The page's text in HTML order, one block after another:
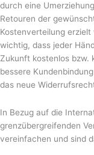
durch eine
Retouren der
Kostenverteilung
wichtig, dass jeder
Zukunft kostenlos bzw.
bessere
das neue
In Bezug auf die
grenzübergreifenden
vereinfachen und sind